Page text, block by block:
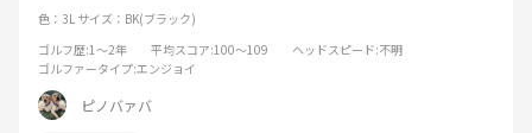
色：3L サイズ：BK(ブラック)
ゴルフ歴:1～2年 平均スコア:100～109 ヘッドスピード:不明
ゴルファータイプ:エンジョイ
ピノバァバ